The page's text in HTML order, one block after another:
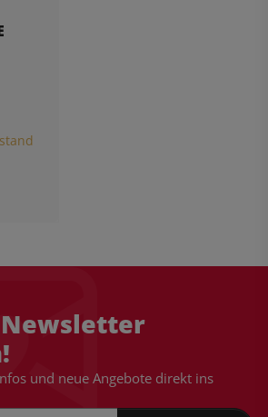
und neue Angebote direkt ins